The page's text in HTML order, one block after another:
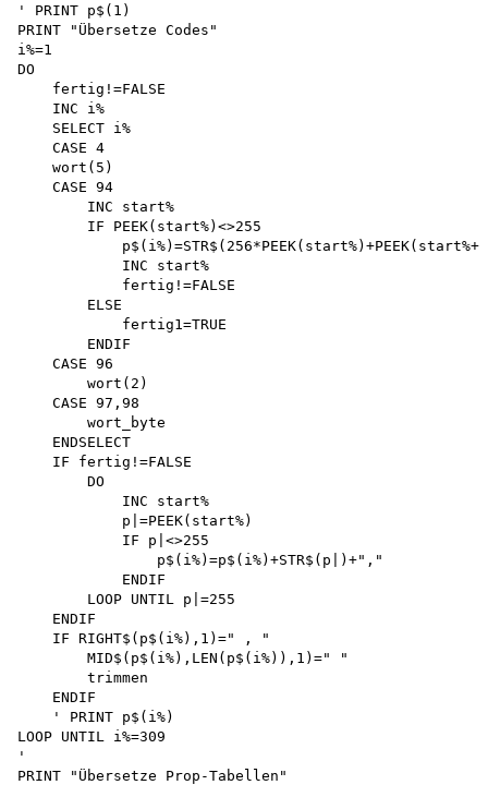
' PRINT p$(1)
PRINT "Übersetze Codes"
i%=1
DO
    fertig!=FALSE
    INC i%
    SELECT i%
    CASE 4
    wort(5)
    CASE 94
        INC start%
        IF PEEK(start%)<>255
            INC start%
            fertig!=FALSE
        ELSE
            fertig1=TRUE
        ENDIF
    CASE 96
        wort(2)
    CASE 97,98
        wort_byte
    ENDSELECT
    IF fertig!=FALSE
        DO
            INC start%
            p|=PEEK(start%)
            IF p|<>255
                p$(i%)=p$(i%)+STR$(p|)+","
            ENDIF
        LOOP UNTIL p|=255
    ENDIF
    IF RIGHT$(p$(i%),1)=" , "
        MID$(p$(i%),LEN(p$(i%)),1)=" "
        trimmen
    ENDIF
    ' PRINT p$(i%)
LOOP UNTIL i%=309
'
PRINT "Übersetze Prop-Tabellen"